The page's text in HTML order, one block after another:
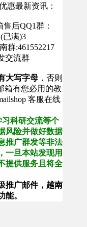
惠最新资讯：
后QQ1群：
已满)3
群:461552217
交流群
大写字母 ，否则
箱有您必用的教
客服在线
科研交流等个
风险并做好数据
推广群发等非法
一旦本站发现用
提供服务且将全
推广邮件，越南
能。